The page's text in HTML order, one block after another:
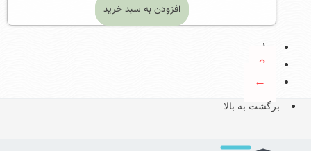
افزودن به سبد خرید
1
2
←
برگشت به بالا